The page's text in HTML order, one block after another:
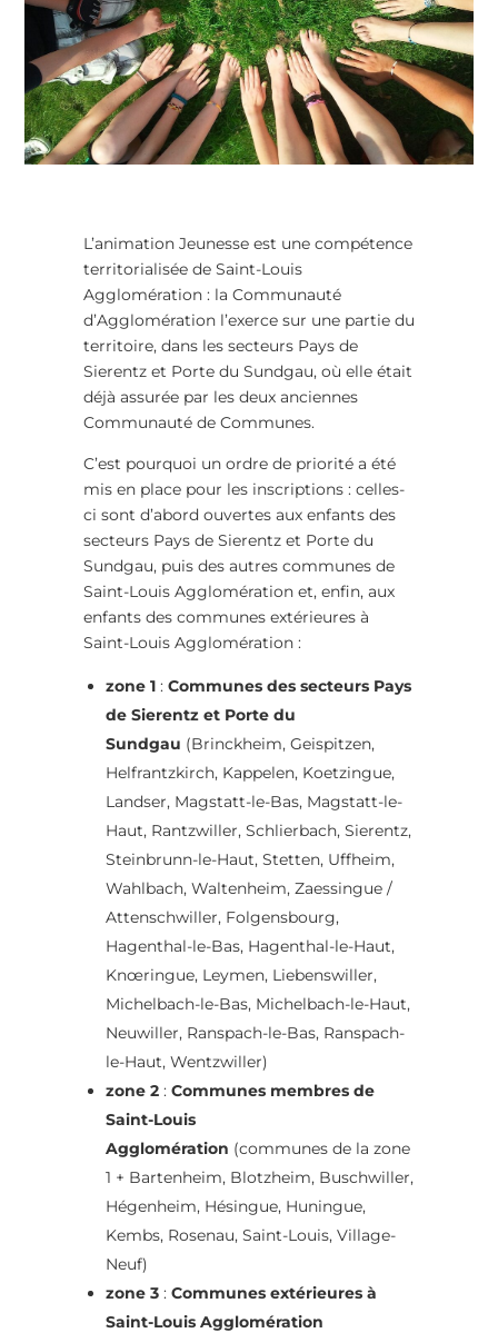
L’animation Jeunesse est une compétence
territorialisée de Saint-Louis
Agglomération : la Communauté
d’Agglomération l’exerce sur une partie du
territoire, dans les secteurs Pays de
Sierentz et Porte du Sundgau, où elle était
déjà assurée par les deux anciennes
Communauté de Communes.
C’est pourquoi un ordre de priorité a été
mis en place pour les inscriptions : celles-
ci sont d’abord ouvertes aux enfants des
secteurs Pays de Sierentz et Porte du
Sundgau, puis des autres communes de
Saint-Louis Agglomération et, enfin, aux
enfants des communes extérieures à
Saint-Louis Agglomération :
zone 1 : Communes des secteurs Pays
de Sierentz et Porte du
Sundgau (Brinckheim, Geispitzen,
Helfrantzkirch, Kappelen, Koetzingue,
Landser, Magstatt-le-Bas, Magstatt-le-
Haut, Rantzwiller, Schlierbach, Sierentz,
Steinbrunn-le-Haut, Stetten, Uffheim,
Wahlbach, Waltenheim, Zaessingue /
Attenschwiller, Folgensbourg,
Hagenthal-le-Bas, Hagenthal-le-Haut,
Knœringue, Leymen, Liebenswiller,
Michelbach-le-Bas, Michelbach-le-Haut,
Neuwiller, Ranspach-le-Bas, Ranspach-
le-Haut, Wentzwiller)
zone 2 : Communes membres de
Saint-Louis
Agglomération (communes de la zone
1 + Bartenheim, Blotzheim, Buschwiller,
Hégenheim, Hésingue, Huningue,
Kembs, Rosenau, Saint-Louis, Village-
Neuf)
zone 3 : Communes extérieures à
Saint-Louis Agglomération